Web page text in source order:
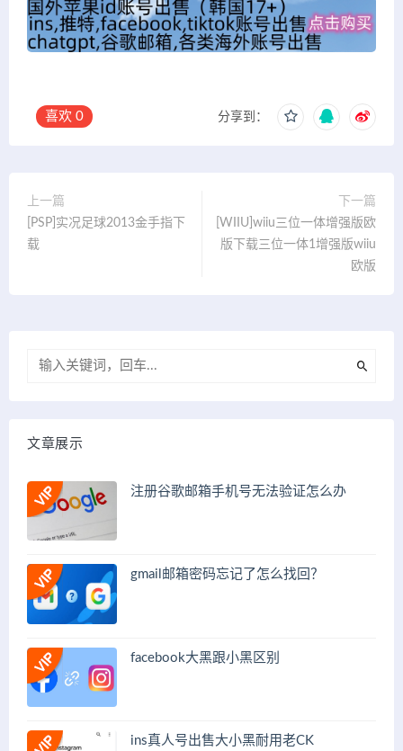
喜欢 0 分享到：
上一篇
[PSP]实况足球2013金手指下
载
下一篇
[WIIU]wiiu三位一体增强版欧
版下载三位一体1增强版wiiu
欧版
文章展示
注册谷歌邮箱手机号无法验证怎么办
gmail邮箱密码忘记了怎么找回？
facebook大黑跟小黑区别
ins真人号出售大小黑耐用老CK